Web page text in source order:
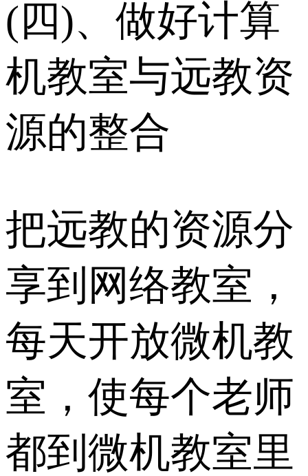
(四)、做好计算
机教室与远教资
源的整合
把远教的资源分
享到网络教室，
每天开放微机教
室，使每个老师
都到微机教室里